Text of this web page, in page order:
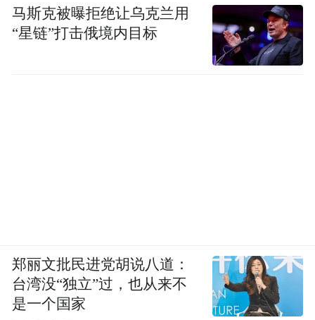
马斯克被曝拒绝让乌克兰用
“星链”打击俄境内目标
郑丽文批民进党胡说八道：
台湾没“独立”过，也从来不
是一个国家